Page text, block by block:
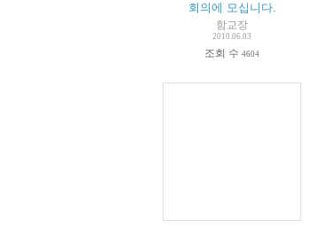
회의에 모십니다.
함교장
2010.06.03
조회 수 4604